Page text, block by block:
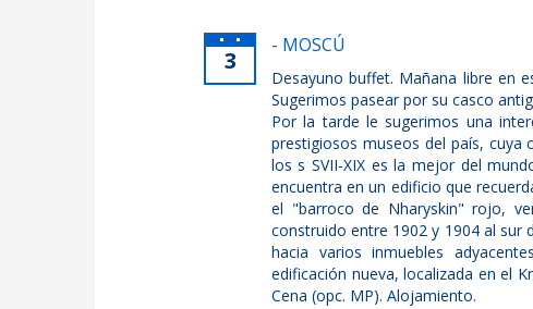
3
- MOSCÚ
Desayuno buffet. Mañana libre en
Sugerimos pasear por su casco
Por la tarde le sugerimos una
prestigiosos museos del país, cuya
los s SVII-XIX es la mejor del
encuentra en un edificio que
el "barroco de Nharyskin" rojo,
construido entre 1902 y 1904 al sur
hacia varios inmuebles
edificación nueva, localizada en el
Cena (opc. MP). Alojamiento.